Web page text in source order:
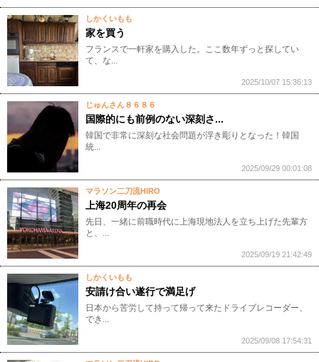
しかくいもも
家を買う
フランスで一軒家を購入した。ここ数年ずっと探してい
て、な...
2025/10/07 15:36:13
じゅんさん８６８６
国際的にも前例のない深刻さ...
​​韓国で非常に深刻な社会問題が浮き彫りとなった！韓国
統...
2025/09/29 00:01:08
マラソン二刀流HIRO
上海20周年の再会
先日、一緒に前職時代に上海現地法人を立ち上げた先輩方
と、...
2025/09/19 21:42:49
しかくいもも
安請け合い遂行で満足げ
日本から苦労して持って帰って来たドライブレコーダー、
でき...
2025/09/08 17:54:31